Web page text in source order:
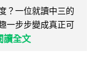
？一位就讀中三的
一步步變成真正可
讀全文